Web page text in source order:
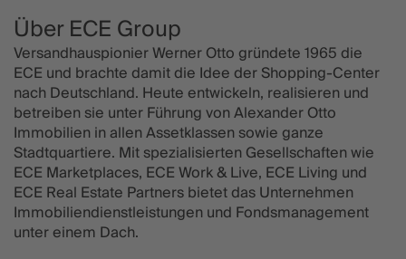
Über ECE Group
Versandhauspionier Werner Otto gründete 1965 die
ECE und brachte damit die Idee der Shopping-Center
nach Deutschland. Heute entwickeln, realisieren und
betreiben sie unter Führung von Alexander Otto
Immobilien in allen Assetklassen sowie ganze
Stadtquartiere. Mit spezialisierten Gesellschaften wie
ECE Marketplaces, ECE Work & Live, ECE Living und
ECE Real Estate Partners bietet das Unternehmen
Immobiliendienstleistungen und Fondsmanagement
unter einem Dach.